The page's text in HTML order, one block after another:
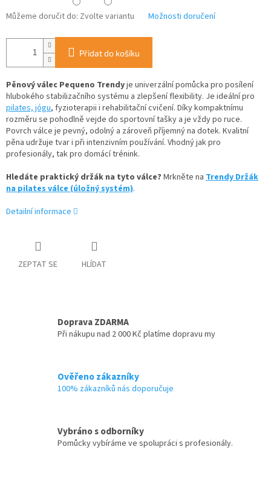
Můžeme doručit do: Zvolte variantu Možnosti doručení
Přidat do košíku
Pěnový válec Pequeno Trendyje univerzální pomůcka pro posílení
hlubokého stabilizačního systému a zlepšení flexibility. Je ideální pro
pilates, jógu, fyzioterapii i rehabilitační cvičení. Díky kompaktnímu
rozměru se pohodlně vejde do sportovní tašky a je vždy po ruce.
Povrch válce je pevný, odolný a zároveň příjemný na dotek. Kvalitní
pěna udržuje tvar i při intenzivním používání. Vhodný jak pro
profesionály, tak pro domácí trénink.
Hledáte praktický držák na tyto válce? Mrkněte na Trendy Držák
na pilates válce (úložný systém).
Detailní informace
ZEPTAT SE HLÍDAT
Doprava ZDARMA
Při nákupu nad 2 000 Kč platíme dopravu my
Ověřeno zákazníky
100% zákazníků nás doporučuje
Vybráno s odborníky
Pomůcky vybíráme ve spolupráci s profesionály.